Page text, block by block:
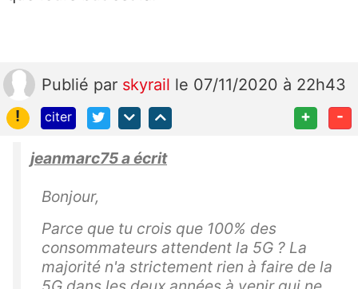
Publié par skyrail le 07/11/2020 à 22h43
!
citer + -
jeanmarc75 a écrit
Bonjour,
Parce que tu crois que 100% des
consommateurs attendent la 5G ? La
majorité n'a strictement rien à faire de la